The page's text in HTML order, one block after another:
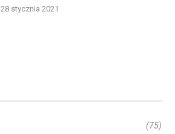
28 stycznia 2021
(75)